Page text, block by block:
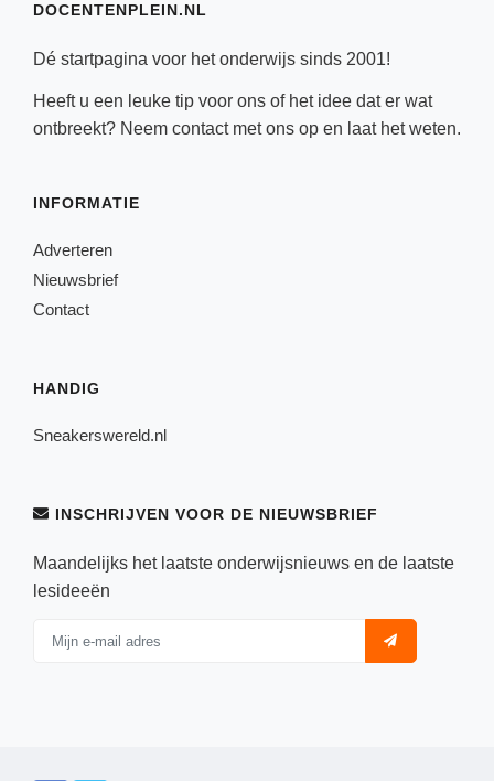
DOCENTENPLEIN.NL
Dé startpagina voor het onderwijs sinds 2001!
Heeft u een leuke tip voor ons of het idee dat er wat
ontbreekt? Neem contactmet ons op en laat het weten.
INFORMATIE
Adverteren
Nieuwsbrief
Contact
HANDIG
Sneakerswereld.nl
INSCHRIJVEN VOOR DE NIEUWSBRIEF
Maandelijks het laatste onderwijsnieuws en de laatste
lesideeën